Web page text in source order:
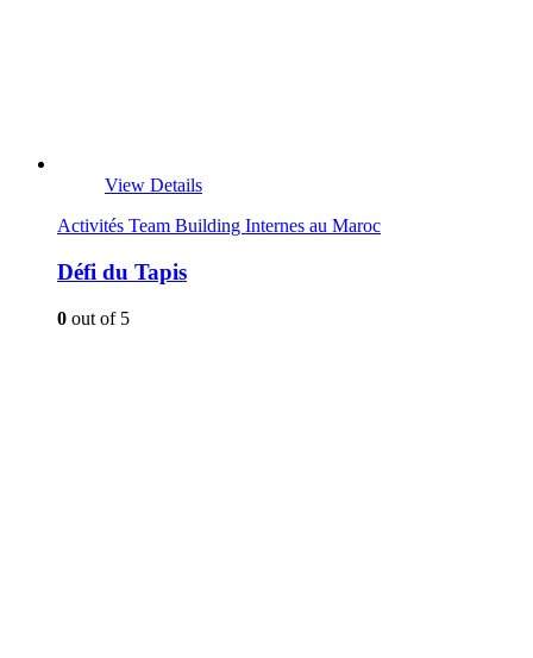
View Details
Activités Team Building Internes au Maroc
Défi du Tapis
0 out of 5